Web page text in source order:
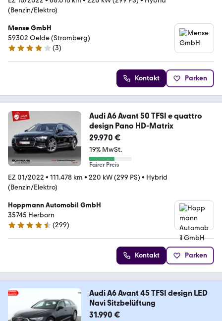
(Benzin/Elektro)
Mense GmbH
59302 Oelde (Stromberg)
4.1 Sterne
(3)
Kontakt Parken
Audi A6 Avant 50 TFSI e quattro
design Pano HD-Matrix
29.970 €
19% MwSt.
Fairer Preis
EZ 01/2022 • 111.478 km • 220 kW (299 PS) • Hybrid
(Benzin/Elektro)
Hoppmann Automobil GmbH
35745 Herborn
4.5 Sterne
(299)
Kontakt Parken
Audi A6 Avant 45 TFSI design LED
Navi Sitzbelüftung
31.990 €